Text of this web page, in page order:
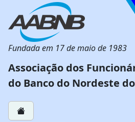
Fundada em 17 de maio de 1983
Associação dos
do Banco do Nordeste